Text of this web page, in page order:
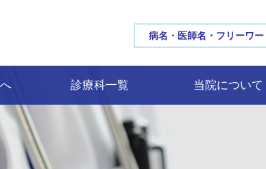
三重大学病院 MIE
診療科一覧 当院について